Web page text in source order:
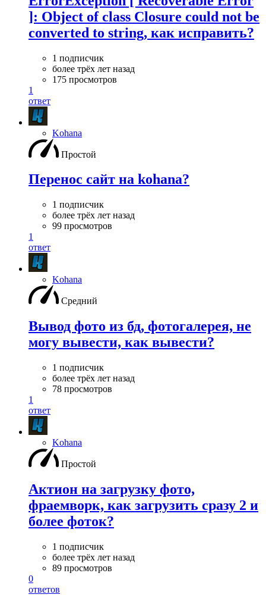
]: Object of class Closure could not be
converted to string, как исправить?
1 подписчик
более трёх лет назад
175 просмотров
1
ответ
Kohana
Простой
Перенос сайт на kohana?
1 подписчик
более трёх лет назад
99 просмотров
1
ответ
Kohana
Средний
Вывод фото из бд, фотогалерея, не
могу вывести, как вывести?
1 подписчик
более трёх лет назад
78 просмотров
1
ответ
Kohana
Простой
Актион на загрузку фото,
фраемворк, как загрузить сразу 2 и
более фоток?
1 подписчик
более трёх лет назад
89 просмотров
0
ответов